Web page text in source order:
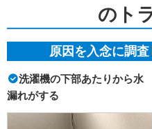
のト
原因を入念に調
洗濯機の下部あたりから水
漏れがする